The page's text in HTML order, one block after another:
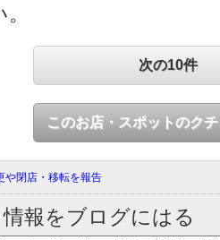
次の10件
このお店・スポットのク
や閉店・移転を報告
報をブログにはる